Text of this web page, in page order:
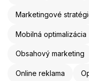
Marketingové
Mobilná optimalizácia
Obsahový marketing
Online reklama